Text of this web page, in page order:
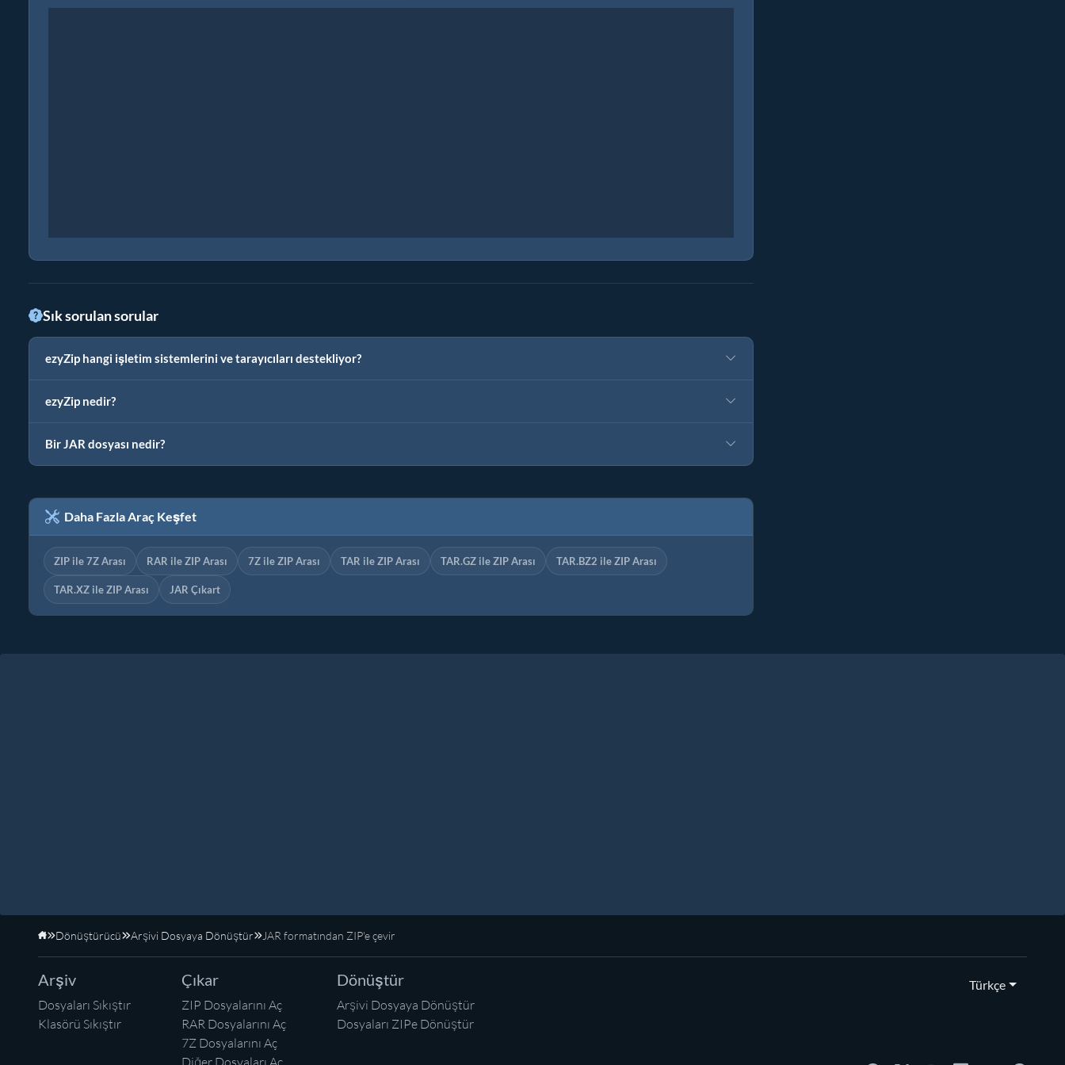
Sık sorulan sorular
ezyZip hangi işletim sistemlerini ve tarayıcıları destekliyor?
ezyZip nedir?
Bir JAR dosyası nedir?
Daha Fazla Araç Keşfet
ZIP ile 7Z Arası RAR ile ZIP Arası 7Z ile ZIP Arası TAR ile ZIP Arası TAR.GZ ile ZIP Arası TAR.BZ2 ile ZIP Arası
TAR.XZ ile ZIP Arası JAR Çıkart
Anasayfa
Dönüştürücü Arşivi Dosyaya Dönüştür JAR formatından ZIP'e çevir
Arşiv
Dosyaları Sıkıştır
Klasörü Sıkıştır
Çıkar
ZIP Dosyalarını Aç
RAR Dosyalarını Aç
7Z Dosyalarını Aç
Diğer Dosyaları Aç
Dönüştür
Arşivi Dosyaya Dönüştür
Dosyaları ZIPe Dönüştür
Türkçe